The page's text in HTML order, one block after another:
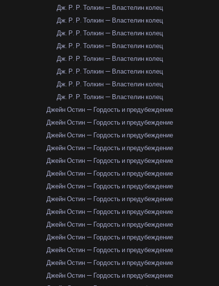
Дж. Р. Р. Толкин — Властелин колец
Дж. Р. Р. Толкин — Властелин колец
Дж. Р. Р. Толкин — Властелин колец
Дж. Р. Р. Толкин — Властелин колец
Дж. Р. Р. Толкин — Властелин колец
Дж. Р. Р. Толкин — Властелин колец
Дж. Р. Р. Толкин — Властелин колец
Дж. Р. Р. Толкин — Властелин колец
Джейн Остин — Гордость и предубеждение
Джейн Остин — Гордость и предубеждение
Джейн Остин — Гордость и предубеждение
Джейн Остин — Гордость и предубеждение
Джейн Остин — Гордость и предубеждение
Джейн Остин — Гордость и предубеждение
Джейн Остин — Гордость и предубеждение
Джейн Остин — Гордость и предубеждение
Джейн Остин — Гордость и предубеждение
Джейн Остин — Гордость и предубеждение
Джейн Остин — Гордость и предубеждение
Джейн Остин — Гордость и предубеждение
Джейн Остин — Гордость и предубеждение
Джейн Остин — Гордость и предубеждение